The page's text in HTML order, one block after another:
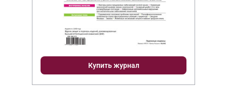
Купить журнал